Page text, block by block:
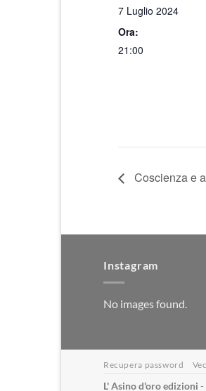
7 Luglio 2024
Ora:
21:00
Coscienza e
Instagram
No images found.
Recupera password
L' Asino d'oro edizioni -